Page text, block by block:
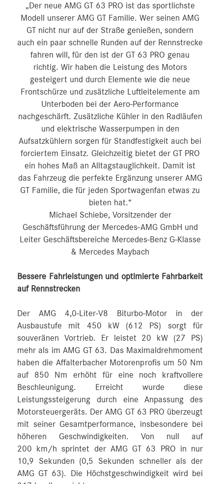
„Der neue AMG GT 63 PRO ist das sportlichste
Modell unserer AMG GT Familie. Wer seinen AMG
GT nicht nur auf der Straße genießen, sondern
auch ein paar schnelle Runden auf der Rennstrecke
fahren will, für den ist der GT 63 PRO genau
richtig. Wir haben die Leistung des Motors
gesteigert und durch Elemente wie die neue
Frontschürze und zusätzliche Luftleitelemente am
Unterboden bei der Aero-Performance
nachgeschärft. Zusätzliche Kühler in den Radläufen
und elektrische Wasserpumpen in den
Aufsatzkühlern sorgen für Standfestigkeit auch bei
forciertem Einsatz. Gleichzeitig bietet der GT PRO
ein hohes Maß an Alltagstauglichkeit. Damit ist
das Fahrzeug die perfekte Ergänzung unserer AMG
GT Familie, die für jeden Sportwagenfan etwas zu
bieten hat.“
Michael Schiebe, Vorsitzender der
Geschäftsführung der Mercedes-AMG GmbH und
Leiter Geschäftsbereiche Mercedes-Benz G-Klasse
& Mercedes Maybach
Bessere Fahrleistungen und optimierte Fahrbarkeit
auf Rennstrecken
Der AMG 4,0-Liter-V8 Biturbo-Motor in der
Ausbaustufe mit 450 kW (612 PS) sorgt für
souveränen Vortrieb. Er leistet 20 kW (27 PS)
mehr als im AMG GT 63. Das Maximaldrehmoment
haben die Affalterbacher Motorenprofis um 50 Nm
auf 850 Nm erhöht für eine noch kraftvollere
Beschleunigung. Erreicht wurde diese
Leistungssteigerung durch eine Anpassung des
Motorsteuergeräts. Der AMG GT 63 PRO überzeugt
mit seiner Gesamtperformance, insbesondere bei
höheren Geschwindigkeiten. Von null auf
200 km/h sprintet der AMG GT 63 PRO in nur
10,9 Sekunden (0,5 Sekunden schneller als der
AMG GT 63). Die Höchstgeschwindigkeit wird bei